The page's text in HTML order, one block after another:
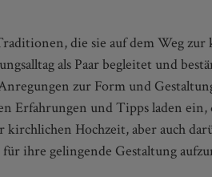
ihre gelingende Gestaltung